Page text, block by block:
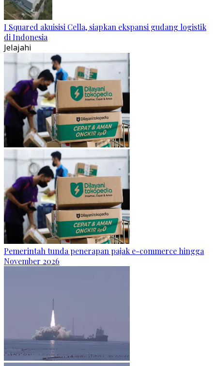
I Squared akuisisi Cella, siapkan ekspansi gudang logistik
di Indonesia
Jelajahi
Pemerintah tunda penerapan pajak e-commerce hingga
November 2026